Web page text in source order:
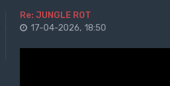
Re: JUNGLE ROT
17-04-2026, 18:50